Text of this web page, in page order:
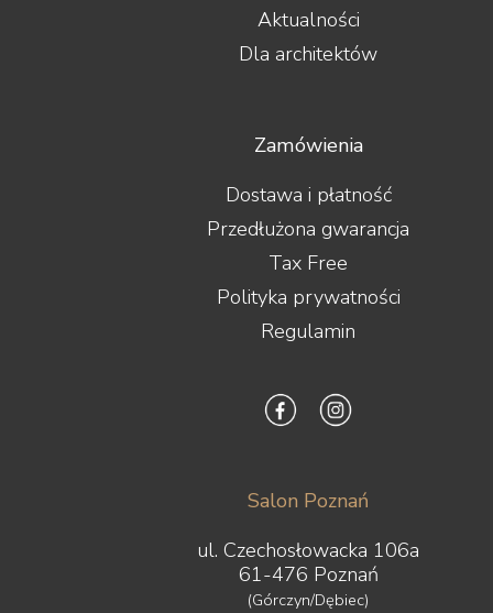
Aktualności
Dla architektów
Zamówienia
Dostawa i płatność
Przedłużona gwarancja
Tax Free
Polityka prywatności
Regulamin
Salon Poznań
ul. Czechosłowacka 106a
61-476 Poznań
(Górczyn/Dębiec)